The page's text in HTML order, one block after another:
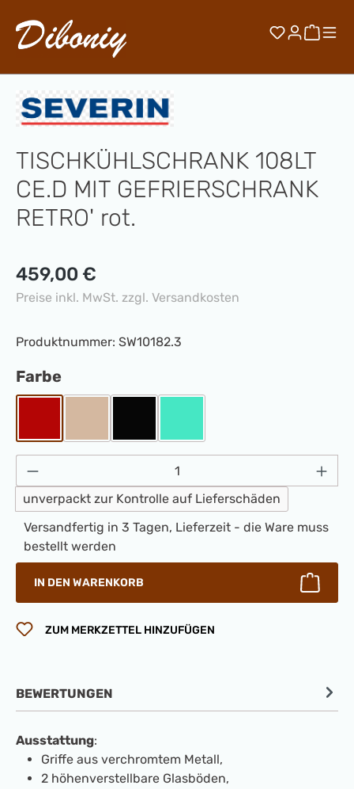
Zum Hauptinhalt springen
Du hast 0
TISCHKÜHLSCHRANK 108LT
CE.D MIT GEFRIERSCHRANK
RETRO' rot.
Regulärer Preis:
459,00 €
Preise inkl. MwSt. zzgl. Versandkosten
Produktnummer: SW10182.3
Farbeauswählen
Produkt Anzahl: Gib den gewünschten
unverpackt zur Kontrolle auf Lieferschäden
Versandfertig in 3 Tagen, Lieferzeit - die Ware muss
bestellt werden
IN DEN WARENKORB
ZUM MERKZETTEL HINZUFÜGEN
BEWERTUNGEN
Ausstattung:
Griffe aus verchromtem Metall,
2 höhenverstellbare Glasböden,